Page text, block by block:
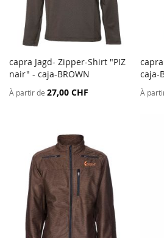
Ajouter au panier
AJOUTER
capra Jagd- Zipper-Shirt "PIZ
nair" - caja-BROWN
À partir de 27,00 CHF
capra
caja-
À